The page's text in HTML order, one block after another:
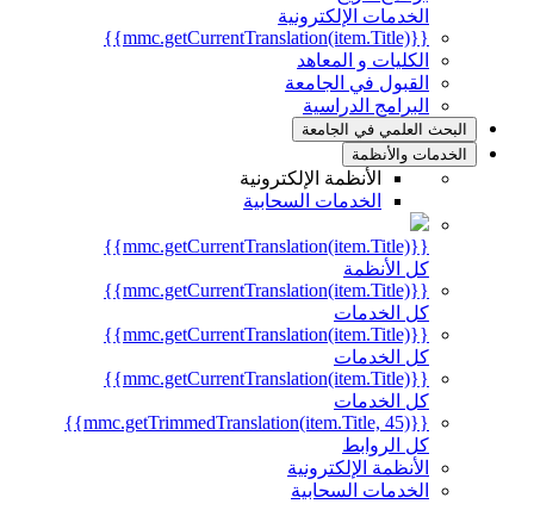
الخدمات الإلكترونية
{{mmc.getCurrentTranslation(item.Title)}}
الكليات و المعاهد
القبول في الجامعة
البرامج الدراسية
البحث العلمي في الجامعة
الخدمات والأنظمة
الأنظمة الإلكترونية
الخدمات السحابية
{{mmc.getCurrentTranslation(item.Title)}}
كل الأنظمة
{{mmc.getCurrentTranslation(item.Title)}}
كل الخدمات
{{mmc.getCurrentTranslation(item.Title)}}
كل الخدمات
{{mmc.getCurrentTranslation(item.Title)}}
كل الخدمات
{{mmc.getTrimmedTranslation(item.Title, 45)}}
كل الروابط
الأنظمة الإلكترونية
الخدمات السحابية